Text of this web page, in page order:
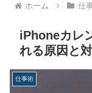
ホーム 仕
iPhoneカレ
れる原因と
仕事術